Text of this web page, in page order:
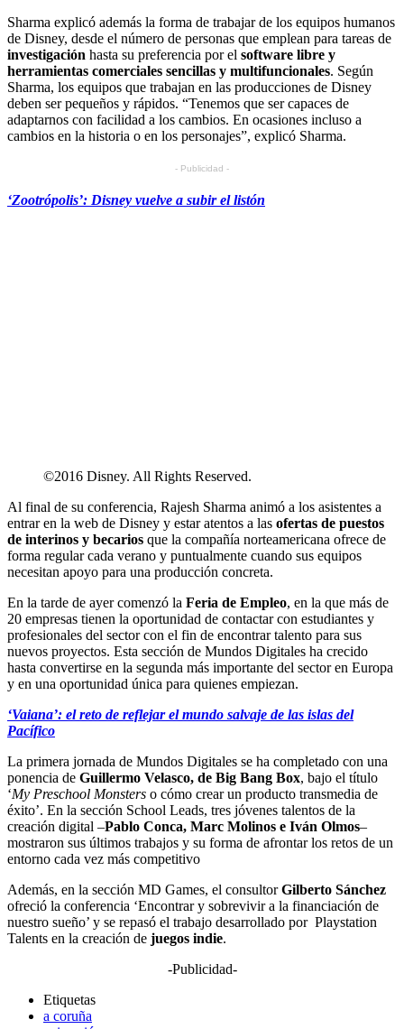
Sharma explicó además la forma de trabajar de los equipos humanos
de Disney, desde el número de personas que emplean para tareas de
investigación hasta su preferencia por el software libre y
herramientas comerciales sencillas y multifuncionales. Según
Sharma, los equipos que trabajan en las producciones de Disney
deben ser pequeños y rápidos. “Tenemos que ser capaces de
adaptarnos con facilidad a los cambios. En ocasiones incluso a
cambios en la historia o en los personajes”, explicó Sharma.
- Publicidad -
‘Zootrópolis’: Disney vuelve a subir el listón
©2016 Disney. All Rights Reserved.
Al final de su conferencia, Rajesh Sharma animó a los asistentes a
entrar en la web de Disney y estar atentos a las ofertas de puestos
de interinos y becarios que la compañía norteamericana ofrece de
forma regular cada verano y puntualmente cuando sus equipos
necesitan apoyo para una producción concreta.
En la tarde de ayer comenzó la Feria de Empleo, en la que más de
20 empresas tienen la oportunidad de contactar con estudiantes y
profesionales del sector con el fin de encontrar talento para sus
nuevos proyectos. Esta sección de Mundos Digitales ha crecido
hasta convertirse en la segunda más importante del sector en Europa
y en una oportunidad única para quienes empiezan.
‘Vaiana’: el reto de reflejar el mundo salvaje de las islas del
Pacífico
La primera jornada de Mundos Digitales se ha completado con una
ponencia de Guillermo Velasco, de Big Bang Box, bajo el título
‘My Preschool Monsters o cómo crear un producto transmedia de
éxito’. En la sección School Leads, tres jóvenes talentos de la
creación digital –Pablo Conca, Marc Molinos e Iván Olmos–
mostraron sus últimos trabajos y su forma de afrontar los retos de un
entorno cada vez más competitivo
Además, en la sección MD Games, el consultorGilberto Sánchez
ofreció la conferencia ‘Encontrar y sobrevivir a la financiación de
nuestro sueño’ y se repasó el trabajo desarrollado por Playstation
Talents en la creación de juegos indie.
-Publicidad-
Etiquetas
a coruña